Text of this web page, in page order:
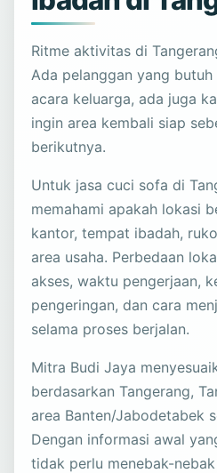
Ritme aktivitas di
Ada pelanggan yang
acara keluarga, ada juga
ingin area kembali siap
berikutnya.
Untuk jasa cuci sofa di
memahami apakah lokasi
kantor, tempat ibadah,
area usaha. Perbedaan
akses, waktu pengerjaan,
pengeringan, dan cara
selama proses berjalan.
Mitra Budi Jaya
berdasarkan Tangerang,
area Banten/Jabodetabek
Dengan informasi awal
tidak perlu menebak-